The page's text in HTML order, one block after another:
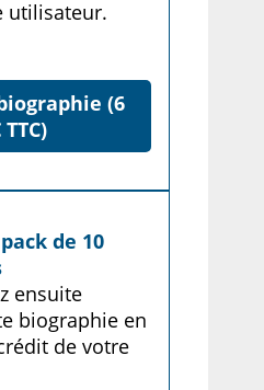
utilisateur.
(6
TTC)
de 10
ensuite
biographie en
de votre